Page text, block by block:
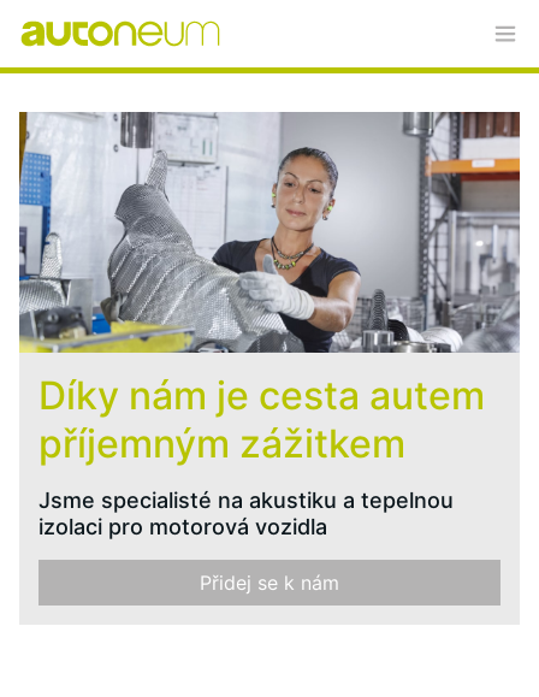
Kdo jsme
Naše závody
Bor u Tachova
Choceň
Hnátnice
Díky nám je cesta autem
příjemným zážitkem
Jsme specialisté na akustiku a tepelnou
izolaci pro motorová vozidla
Přidej se k nám